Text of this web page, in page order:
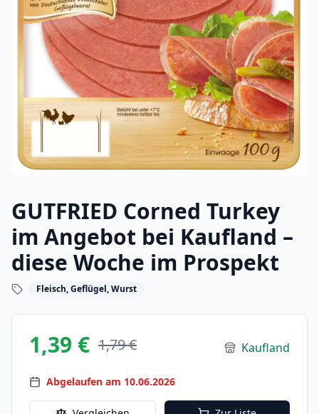
GUTFRIED Corned Turkey
im Angebot bei Kaufland –
diese Woche im Prospekt
Fleisch, Geflügel, Wurst
1,39 € 1,79 € Kaufland
Abgelaufen am 10.06.2026